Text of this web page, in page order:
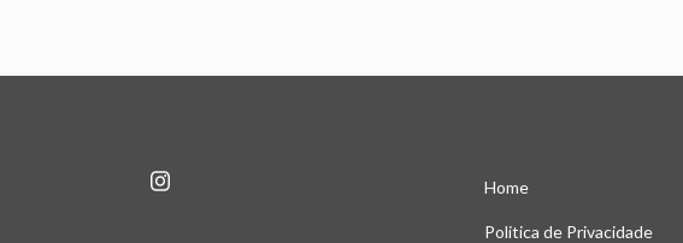
Home
Politica de Privacidade